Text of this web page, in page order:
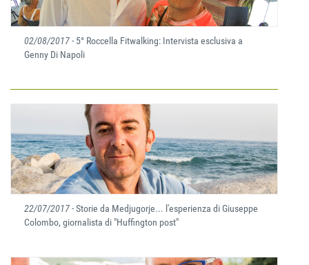
02/08/2017- 5° Roccella Fitwalking: Intervista esclusiva a
Genny Di Napoli
22/07/2017- Storie da Medjugorje... l'esperienza di Giuseppe
Colombo, giornalista di "Huffington post"